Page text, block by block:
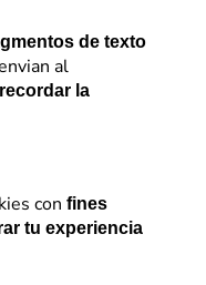
de texto
al
recordar la
con fines
tu experiencia
Siguiente
más